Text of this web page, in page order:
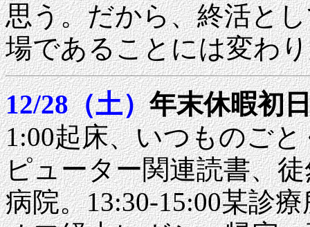
思う。だから、終活と
場であることには変わ
12/28（土）年末休暇初
1:00起床、いつものご
ピューター関連読書、
病院。13:30-15:00某診